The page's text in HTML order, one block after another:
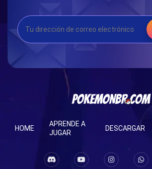
HOME
APRENDE A
JUGAR
DESCARGAR